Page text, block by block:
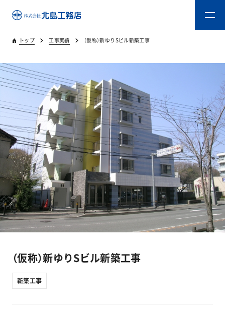
トップ 工事実績 （仮称）新ゆりSビル新築工事
（仮称）新ゆりSビル新築工事
新築工事
トップ
キタジマのものづくり
重量木骨造SE構法
新築工事
リフォーム
リフォームスタッフ
工事実績
会社情報